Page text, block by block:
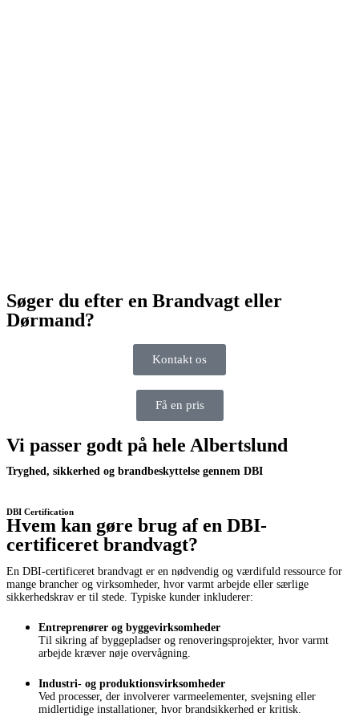
Søger du efter en Brandvagt eller
Dørmand?
Kontakt os
Få en pris
Vi passer godt på hele Albertslund
Tryghed, sikkerhed og brandbeskyttelse gennem DBI
DBI Certification
Hvem kan gøre brug af en DBI-
certificeret brandvagt?
En DBI-certificeret brandvagt er en nødvendig og værdifuld ressource for
mange brancher og virksomheder, hvor varmt arbejde eller særlige
sikkerhedskrav er til stede. Typiske kunder inkluderer:
Entreprenører og byggevirksomheder
Til sikring af byggepladser og renoveringsprojekter, hvor varmt
arbejde kræver nøje overvågning.
Industri- og produktionsvirksomheder
Ved processer, der involverer varmeelementer, svejsning eller
midlertidige installationer, hvor brandsikkerhed er kritisk.